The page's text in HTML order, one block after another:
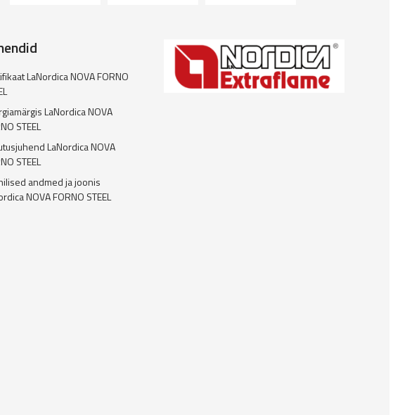
LaNordica NOVA FORNO
LaNordica NOVA
STEEL
LaNordica NOVA
STEEL
andmed ja joonis
NOVA FORNO STEEL